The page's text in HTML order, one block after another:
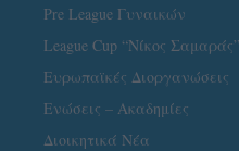
Pre League Γυναικών
League Cup “Νίκος Σαμαράς”
Ευρωπαϊκές Διοργανώσεις
Ενώσεις – Ακαδημίες
Διοικητικά Νέα